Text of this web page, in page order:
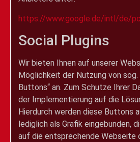
https://www.google.de/intl/de/
Social Plugins
Wir bieten Ihnen auf unserer
Möglichkeit der Nutzung von sog.
Buttons“ an. Zum Schutze Ihrer
der Implementierung auf die
Hierdurch werden diese Buttons
lediglich als Grafik eingebunden,
auf die entsprechende Webseite